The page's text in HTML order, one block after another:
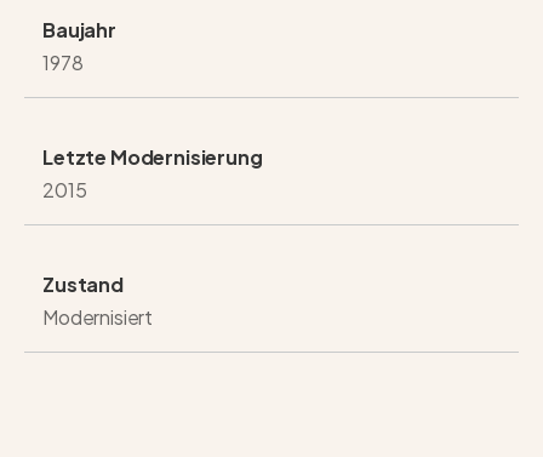
Baujahr
1978
Letzte Modernisierung
2015
Zustand
Modernisiert